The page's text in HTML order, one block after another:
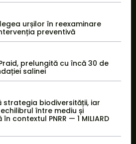
urșilor în reexaminare
preventivă
prelungită cu încă 30 de
salinei
biodiversității, iar
între mediu și
contextul PNRR — 1 MILIARD